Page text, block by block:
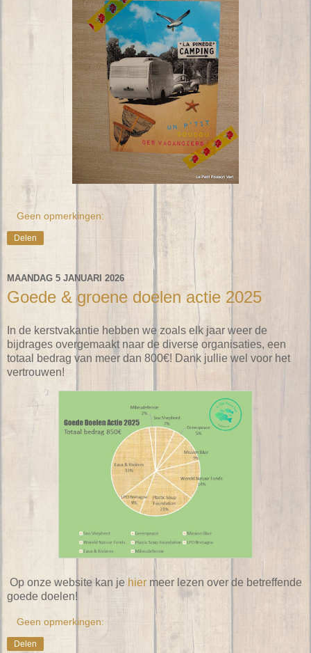
Geen opmerkingen:
Delen
MAANDAG 5 JANUARI 2026
Goede & groene doelen actie 2025
In de kerstvakantie hebben we zoals elk jaar weer de
bijdrages overgemaakt naar de diverse organisaties, een
totaal bedrag van meer dan 800€! Dank jullie wel voor het
vertrouwen!
Op onze website kan je hier meer lezen over de betreffende
goede doelen!
Geen opmerkingen:
Delen